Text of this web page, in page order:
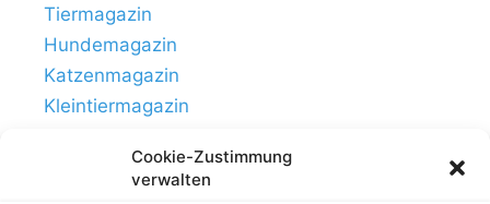
Cookie-Zustimmung
verwalten
Tiermagazin
Hundemagazin
Katzenmagazin
Kleintiermagazin